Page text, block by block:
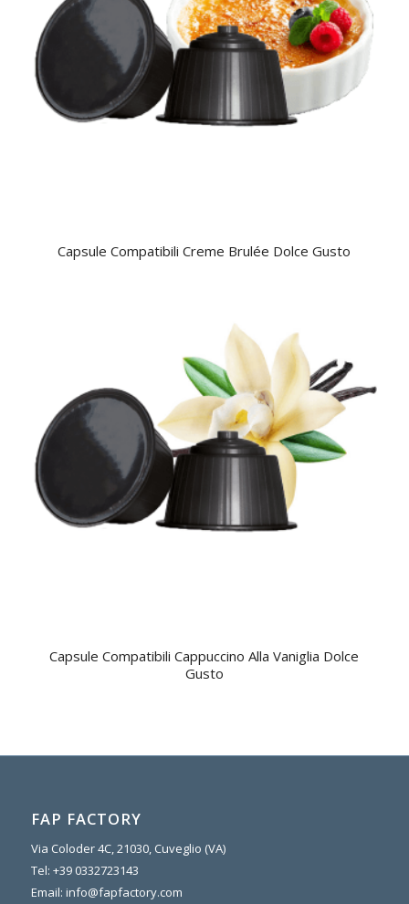
Capsule Compatibili Creme Brulée Dolce Gusto
Capsule Compatibili Cappuccino Alla Vaniglia Dolce
Gusto
FAP FACTORY
Via Coloder 4C, 21030, Cuveglio (VA)
Tel: +39 0332723143
Email: info@fapfactory.com